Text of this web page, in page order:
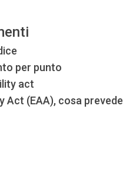
per punto
act
Act (EAA), cosa prevede